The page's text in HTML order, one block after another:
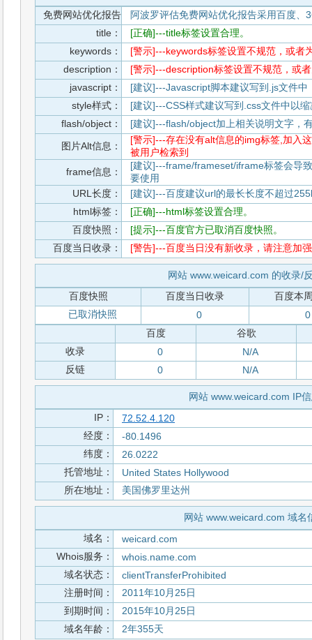
免费网站优化报告
阿波罗评估免费网站优化报告采用百度、
title：
[正确]---title标签设置合理。
keywords：
[警示]---keywords标签设置不规范，或者
description：
[警示]---description标签设置不规范，或
javascript：
[建议]---Javascript脚本建议写到.js文件中
style样式：
[建议]---CSS样式建议写到.css文件中以
flash/object：
[建议]---flash/object加上相关说明文字，
图片Alt信息：
[警示]---存在没有alt信息的img标签,加入
被用户检索到
frame信息：
[建议]---frame/frameset/iframe标签会导
要使用
URL长度：
[建议]---百度建议url的最长长度不超过
html标签：
[正确]---html标签设置合理。
百度快照：
[提示]---百度官方已取消百度快照。
百度当日收录：
[警告]---百度当日没有新收录，请注意加
网站 www.weicard.com 的收录/
百度快照
百度当日收录
百度本
已取消快照
0
0
百度
谷歌
收录
0
N/A
反链
0 N/A
网站 www.weicard.com IP
IP：
72.52.4.120
经度：
-80.1496
纬度：
26.0222
托管地址：
United States Hollywood
所在地址：
美国佛罗里达州
网站 www.weicard.com 域名
域名：
weicard.com
Whois服务：
whois.name.com
域名状态：
clientTransferProhibited
注册时间：
2011年10月25日
到期时间：
2015年10月25日
域名年龄：
2年355天